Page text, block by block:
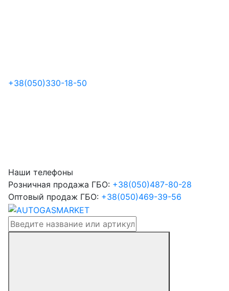
+38(050)330-18-50
Наши телефоны
Розничная продажа ГБО: +38(050)487-80-28
Оптовый продаж ГБО: +38(050)469-39-56